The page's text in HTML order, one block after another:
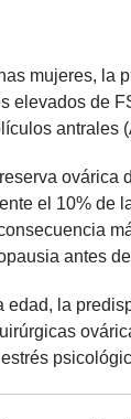
mujeres, la
elevados de
el 10% de
antes
edad, la